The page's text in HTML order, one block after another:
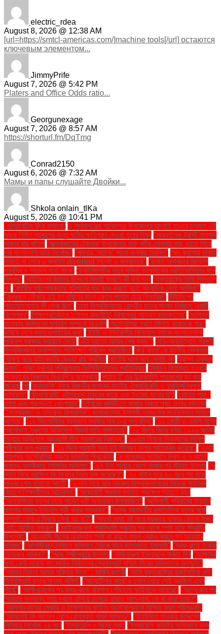
electric_rdea
August 8, 2026 @ 12:38 AM
[url=https://smtcl-americas.com/]machine tools[/url] остаются
ключевым элементом...
JimmyPrife
August 7, 2026 @ 5:42 PM
Platers and Office Odds ratio...
Georgunexage
August 7, 2026 @ 8:57 AM
https://shorturl.fm/DqTmg
Conrad2150
August 6, 2026 @ 7:32 AM
Мамы и папы слушайте Двойки...
Shkola onlain_tlKa
August 5, 2026 @ 10:41 PM
. ডায়াবেটিস ঝুঁকি কমানো:
। সুনামগঞ্জের শান্তিগঞ্জ উপজেলার সাংহাই হাওরে চলমান এই
সড়ক নির্মাণ প্রকল্পের জন্য জমির ক্ষতিপূরণ দেওয়া দূরের বিষয় ''অরফানেজ ট্রাস্ট মামলায়
সাজার রায় বাতিল ''কক্সবাজারের টেকনাফ উপজেলার নাফ নদীর মোহনায় মাছ ধরতে গিয়ে
চার বাংলাদেশি মাঝি নিখোঁজ'' ''খুলনায় ‘নাটুকে’ পার্কে জলবায়ু তহবিল'' ''ঘন কুয়াশায় ঢাকায়
নামতে না পেরে ৬ ফ্লাইট diverted সিলেট ও কলকাতায়'' ''চলতি অর্থবছরে জিডিপি
প্রবৃদ্ধি ৪ শতাংশ হতে পারে'' ''চ্যাটজিপিটির নতুন সুবিধা: ডিপসিকের প্রতিযোগিতার মুখে
বিপ্লব'' ''বাইডেনের জাতির উদ্দেশে বিদায়ী ভাষণে কী বললেন'' ''যুক্তরাষ্ট্রে তৈরি পিস্তলে
খুন ''রাষ্ট্রীয় পৃষ্ঠপোষকতায় লুটপাটের পথ বন্ধ করতে হবে: সাংবাদিক নেতা আজিজ"
''সুন্দরবনে নৌকায় দুই মণ হরিণের মাংস ফেলে পালাল চোর শিকারিরা'' 'টিউলিপের
পদত্যাগপত্রে কী লেখা ছিল'' 'ঢাকা বিশ্ববিদ্যালয় কেন্দ্রীয় ছাত্র সংসদ নির্বাচন: একটি
বিশ্লেষণ'' 'শিক্ষাপ্রতিষ্ঠানে ‘গোপন রাজনীতি’ নিষিদ্ধের আহ্বান ছাত্রদলের'' 'সংবিধান
সংস্কার কমিশনের সুপারিশ সম্পর্কে বিএনপি ‘অস্ট্রেলিয়া প্রতি মিনিটে ভারতকে স্মরণ
করিয়ে দেবে ধবলধোলাইয়ের কথা’ ‘ইইউ ও ইউরোপীয় বিনিয়োগ ব্যাংক বাংলাদেশকে
পরিবেশ সুরক্ষায় সহায়তা দেবে’ ‘এটা হয়তো আমার শেষ ম্যাচ’" ‘গণ–অভ্যুত্থান পরবর্তী
বিশ্ববিদ্যালয় ক্যাম্পাসে শান্তিপূর্ণ পরিবেশ প্রতিষ্ঠিত’ ‘জয় বাংলা’কে জাতীয় স্লোগান
ঘোষণা করে হাইকোর্টের দেওয়া রায় স্থগিত ‘জাতীয় দলে আর খেলছি না’ ‘ট্রাম্প একজন
উন্মাদ’: গাজা দখলের পরিকল্পনায় ফিলিস্তিনিদের প্রতিক্রিয়া ‘নির্বাচন বিলম্বিত হওয়ার
সংস্কারের বিরুদ্ধে বিএনপি’র অবস্থান’ ‘পাঠান টু’ এর চিত্রনাট্য শাহরুখের মন জয়
করেছে ‘মা ‘মুনাফেকি’ নিয়ে রিজভীর মন্তব্য জাতীয় ঐক্যবিরোধী ও দুরভিসন্ধিপূর্ণ:
জামায়াত" ‘যুদ্ধবিরোধী’ রবীন্দ্রনাথ ঠাকুরের কাছে এক ইংরেজ মায়ের চিঠি ‘রোহিত শর্মা -
মোটা এবং গড়পড়তা খেলোয়াড়’ ‘শিবিরের কমিটি’তে থাকার বিষয়ে পূজা চেরির বক্তব্য
"‘গণপরিষদ’ ও ‘সেকেন্ড রিপাবলিক’: জামায়াতসহ ইসলামী দলগুলোর মতভিন্নতা সামনে
আসছে" "১০ কিলোমিটার ব্যবধানে সবজির দাম ৩-৪ গুণ বৃদ্ধি" "১০ কোটি ও এমপি পদের
প্রলোভন: নুরুলের অভিযোগ মিথ্যা দাবি সামান্তার" "১৫ বছরে বিচার ছাড়া ১৯২৬ জনের
হত্যার অভিযোগ আওয়ামী লীগ সরকারের বিরুদ্ধে" "১৮তম শিক্ষক নিবন্ধনের লিখিত
পরীক্ষার ফল প্রকাশ "১৯ দিনে প্রবাসী আয় দুই বিলিয়ন ডলার অতিক্রম করেছে" "২৭টি
ব্যাগসহ অস্ট্রেলিয়া সফরে ভারতীয় ক্রিকেটার "৪ নভেম্বর সংবিধান দিবস ও ৭ মার্চের
গুরুত্ব অস্বীকার: সিপিবির অভিমত" "৬৭ দিন সাগরে ভেসে থাকার পর জীবিত উদ্ধার "৭
বদলি নিয়ে ব্রাজিল কি ফিফার নিয়ম ভঙ্গ করেছে?" "৭০ মাইল দূরে ৪০ বছর পর খুঁজে
পাওয়া গেল হারানো আংটি" "৮ দবি নিয়ে কবি নজরুল বিশ্ববিদ্যালয়ের মিডিয়া স্টাডিজ
বিভাগে শিক্ষার্থীদের আন্দোলন" "অন্তর্বর্তী সরকার যথাযথ পদক্ষেপ গ্রহণে ব্যর্থ
"অপরাজিতা ফুলের চায়ে পাবেন ৬টি অসাধারণ উপকারিতা" "অভিবাসী পরিবারের সন্তান
কমলার সামনে ইতিহাস সৃষ্টি করার সম্ভাবনা" "অমুক ব্যবসায়ীর রাজনৈতিক দলের সঙ্গে
সম্পর্ক: কেন এ বিষয়ে লেখা হয় না?" "অযথা সময় নষ্ট করে সরকারে থাকার কোনো ইচ্ছা
নেই: আসিফ নজরুল" "আইনশৃঙ্খলা পরিস্থিতি সন্ধ্যার পর থেকে স্পষ্ট হবে: স্বরাষ্ট্র
উপদেষ্টা" "আওয়ামী লীগের অবস্থান স্পষ্ট না করলে যমুনা ঘেরাও করবে গণ অধিকার
পরিষদ" "আগামীকাল নির্বাচন কমিশনে বৈঠকে যাবে জামায়াতে ইসলামী" "আজ রাতে ঢাকায়
আসছেন সাকিব?" "আজ লক্ষ্মীপূজার উৎসব" "আজহারুল ইসলামকে মুক্তি দিন "আমাদের
কথা কেউ ভাবছে না: মার্কিন নির্বাচনের প্রেক্ষাপটে পশ্চিম তীরের বাসিন্দাদের অনুভূতি"
"আমার হিজাব আমার শক্তির উৎস" : মার্কিন ছাত্রী "আমি যুক্তরাষ্ট্রের রাজনৈতিক বন্দী:
ফিলিস্তিনি ছাত্র মাহমুদ খলিল" "আর্জেন্টিনার কাছে ৬ গোল খেয়ে সেই ব্রাজিল এখন
শীর্ষে" "আলী-চমকের পর হৃদয়-ঝড়ে বরিশাল পৌঁছালো ফাইনালে আবারো" "আলেপ্পোর পর
সিরিয়ার অন্যান্য শহর দখলে এগিয়ে চলেছে হায়াত আল-শাম: কে বা কারা তারা?"
"আসলাঙ্কারের সেঞ্চুরি ও তিকশানার ঘূর্ণিতে অস্ট্রেলিয়াকে বিস্মিত করল শ্রীলঙ্কা"
"আসলেই কি আপেল খেলে রোগমুক্ত থাকা সম্ভব?" "ইতালিতে যাওয়ার উদ্দেশ্যে
লিবিয়ায় নিখোঁজ ২৪ জন "ইসরায়েলি ৩ জিম্মি মুক্ত "ইসরায়েলি বাহিনীর অভিযানে বন্ধ